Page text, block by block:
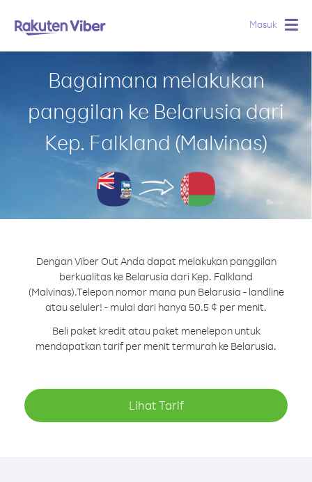
Masuk
Bagaimana melakukan
panggilan ke Belarusia dari
Kep. Falkland (Malvinas)
Dengan Viber Out Anda dapat melakukan panggilan
berkualitas ke Belarusia dari Kep. Falkland
(Malvinas).Telepon nomor mana pun Belarusia - landline
atau seluler! - mulai dari hanya 50.5 ¢ per menit.
Beli paket kredit atau paket menelepon untuk
mendapatkan tarif per menit termurah ke Belarusia.
Lihat Tarif